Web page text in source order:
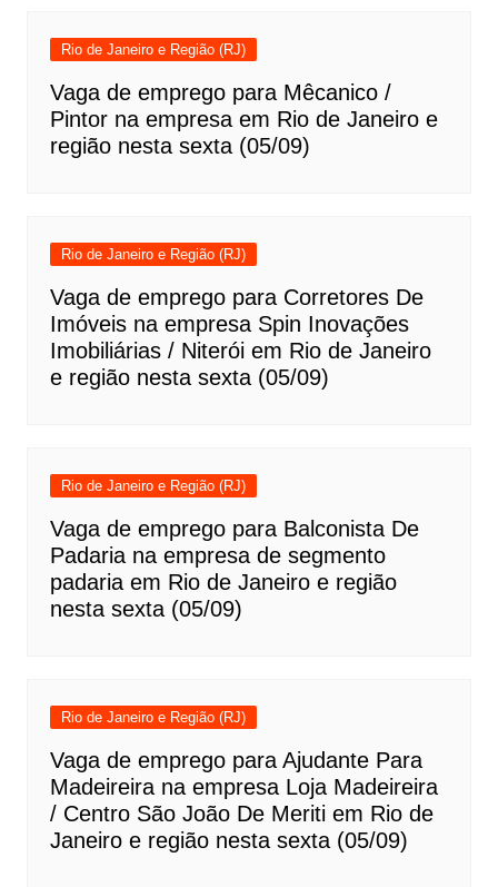
Rio de Janeiro e Região (RJ)
Vaga de emprego para Mêcanico /
Pintor na empresa em Rio de Janeiro e
região nesta sexta (05/09)
Rio de Janeiro e Região (RJ)
Vaga de emprego para Corretores De
Imóveis na empresa Spin Inovações
Imobiliárias / Niterói em Rio de Janeiro
e região nesta sexta (05/09)
Rio de Janeiro e Região (RJ)
Vaga de emprego para Balconista De
Padaria na empresa de segmento
padaria em Rio de Janeiro e região
nesta sexta (05/09)
Rio de Janeiro e Região (RJ)
Vaga de emprego para Ajudante Para
Madeireira na empresa Loja Madeireira
/ Centro São João De Meriti em Rio de
Janeiro e região nesta sexta (05/09)